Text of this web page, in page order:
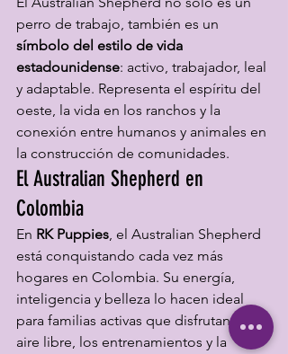
perro de trabajo, también es un
símbolo del estilo de vida
estadounidense: activo, trabajador, leal
y adaptable. Representa el espíritu del
oeste, la vida en los ranchos y la
conexión entre humanos y animales en
la construcción de comunidades.
El Australian Shepherd en
Colombia
En RK Puppies , el Australian Shepherd
está conquistando cada vez más
hogares en Colombia. Su energía,
inteligencia y belleza lo hacen ideal
para familias activas que disfrutan del
aire libre, los entrenamientos y la